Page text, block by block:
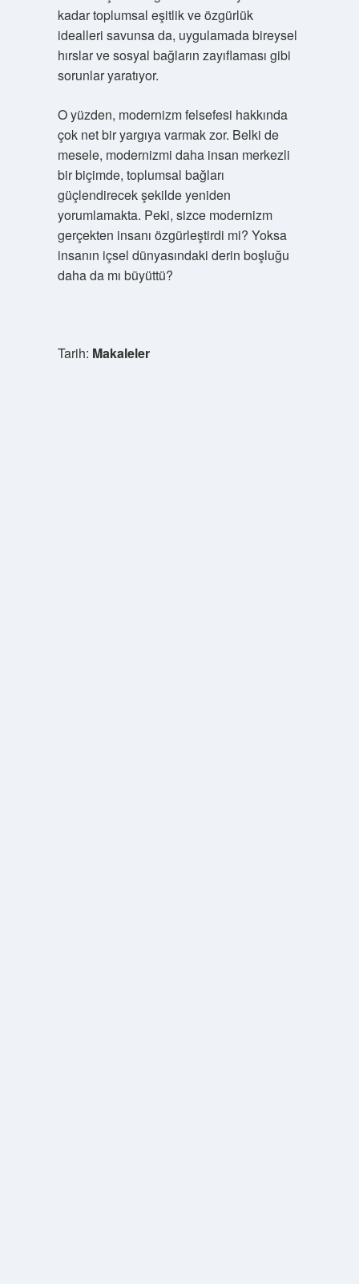
kadar toplumsal eşitlik ve özgürlük
idealleri savunsa da, uygulamada bireysel
hırslar ve sosyal bağların zayıflaması gibi
sorunlar yaratıyor.
O yüzden, modernizm felsefesi hakkında
çok net bir yargıya varmak zor. Belki de
mesele, modernizmi daha insan merkezli
bir biçimde, toplumsal bağları
güçlendirecek şekilde yeniden
yorumlamakta. Peki, sizce modernizm
gerçekten insanı özgürleştirdi mi? Yoksa
insanın içsel dünyasındaki derin boşluğu
daha da mı büyüttü?
Tarih: Makaleler